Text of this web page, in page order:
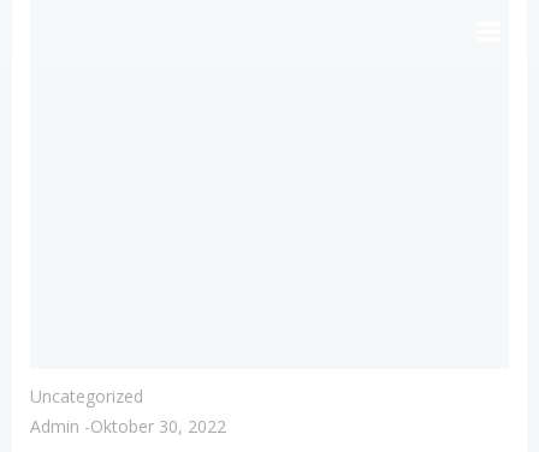
Uncategorized
Admin -Oktober 30, 2022